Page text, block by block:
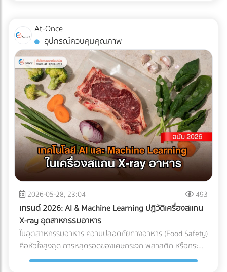
หรือรถตอกเสาเข็ม จมน้ำ นี่คือกรณีศึกษาและบทเรียนการจัดการ
พื้นที่ก่อสร้าง ว่าด้วย วิธีป้องกันเครื่องจักรเสียหายจากน้ำท่วม
ด้วยการวาง ระบบระบายน้ำ (Drainage System) อย่างมืออาชีพ
ปัญหาและความท้าทายของพื้นที่ลุ่มต่ำ ไซต์งานในพื้นที่ลุ่มต่ำมัก
เผชิญกับสภาพดินเหนียวที่อุ้มน้ำ (ไม่ซึมน้ำ) และมีระดับน้ำใต้ดิน
สูง เมื่อเกิดฝนตกหนัก น้ำจะขังตัวอย่างรวดเร็ว ทำให้ดินทรุดตัว
เครื่องจักรหนักติดหล่ม และเกิด Downtime หรือเวลาที่สูญเปล่า
ของโครงการที่ประเมินค่าไม่ได้ กล่าวคือ ปัญหาน้ำท่วมขังในพื้นที่
ลุ่มต่ำ ไม่ได้สร้างความเสียหายแค่ค่าซ่อมบำรุงเครื่องจักรเท่านั้น
แต่ทุกชั่วโมงที่รถขุดหรือรถเบคโฮต้องจอดนิ่งสนิท นั่นหมายถึง
ค่าแรงคนงานที่เสียเปล่า ค่าเช่าเครื่องจักรที่บานปลาย และความ
เสี่ยงที่จะโดนค่าปรับจากความล่าช้าในการส่งมอบโครงการ การ
ลงทุนวางระบบระบายน้ำที่ได้มาตรฐานตั้งแต่เนิ่นๆ จึงเป็นการซื้อ
ความเสี่ยงที่คุ้มค่าที่สุด กรณีศึกษาจำลอง: การวางระบบระบาย
น้ำพื้นที่ก่อสร้าง ในการแก้ปัญหาไซต์งานพื้นที่เสี่ยง บริษัทผู้รับ
เหมางานโยธาระบายน้ำ จะแบ่งการทำงานออกเป็น 2 เฟสหลัก:
เฟสที่ 1: การสำรวจและประเมินพื้นที่ (Site Assessment) ทีม
วิศวกรทำการสำรวจแผนที่ความสูง (Topographic Survey)
เพื่อหาจุดต่ำสุดของพื้นที่ และประเมินทิศทางการไหลของน้ำตาม
ธรรมชาติ เฟสที่ 2: การออกแบบและติดตั้งระบบระบายน้ำ
At-Once
อุปกรณ์ควบคุมคุณภาพ
2026-05-28, 23:04 493
เทรนด์ 2026: AI & Machine Learning ปฏิวัติเครื่องสแกน
X-ray อุตสาหกรรมอาหาร
ในอุตสาหกรรมอาหาร ความปลอดภัยทางอาหาร (Food Safety)
คือหัวใจสูงสุด การหลุดรอดของเศษกระจก พลาสติก หรือกระดูก
ชิ้นเล็กๆ เพียงชิ้นเดียว อาจนำไปสู่การเรียกคืนสินค้า (Product